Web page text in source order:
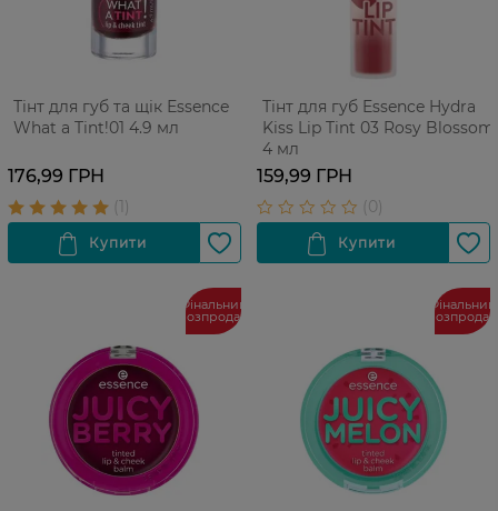
Тінт для губ та щік Еssence
What a Tint!01 4.9 мл
176,99 ГРН
Тінт для губ Essence Hydra
Kiss Lip Tint 03 Rosy Blossom
4 мл
159,99 ГРН
Фінальний
розпродаж
Фінальний
розпродаж